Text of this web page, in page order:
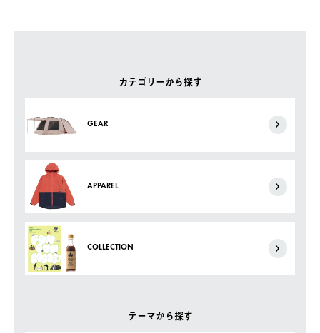
カテゴリーから探す
GEAR
APPAREL
COLLECTION
テーマから探す